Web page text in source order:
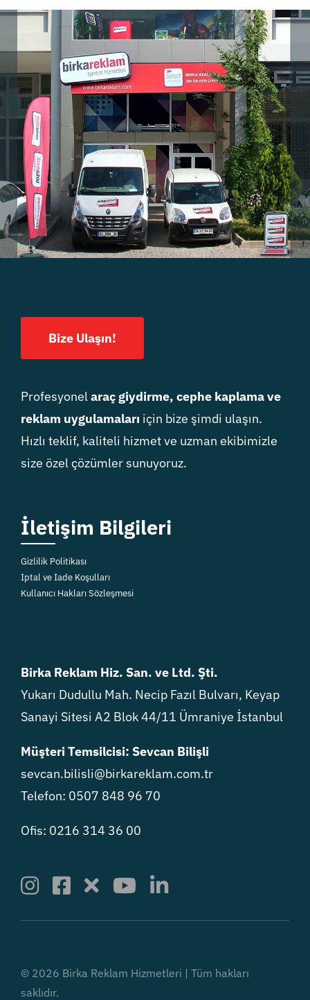
Bize Ulaşın!
Profesyonelaraç giydirme, cephe kaplama ve
reklam uygulamaları için bize şimdi ulaşın.
Hızlı teklif, kaliteli hizmet ve uzman ekibimizle
size özel çözümler sunuyoruz.
İletişim Bilgileri
Gizlilik Politikası
İptal ve İade Koşulları
Kullanıcı Hakları Sözleşmesi
Birka Reklam Hiz. San. ve Ltd. Şti.
Yukarı Dudullu Mah. Necip Fazıl Bulvarı, Keyap
Sanayi Sitesi A2 Blok 44/11 Ümraniye İstanbul
Müşteri Temsilcisi: Sevcan Bilişli
sevcan.bilisli@birkareklam.com.tr
Telefon: 0507 848 96 70
Ofis: 0216 314 36 00
© 2026 Birka Reklam Hizmetleri | Tüm hakları
saklıdır.